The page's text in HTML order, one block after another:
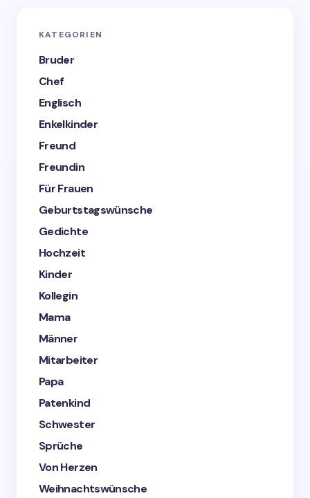
KATEGORIEN
Bruder
Chef
Englisch
Enkelkinder
Freund
Freundin
Für Frauen
Geburtstagswünsche
Gedichte
Hochzeit
Kinder
Kollegin
Mama
Männer
Mitarbeiter
Papa
Patenkind
Schwester
Sprüche
Von Herzen
Weihnachtswünsche